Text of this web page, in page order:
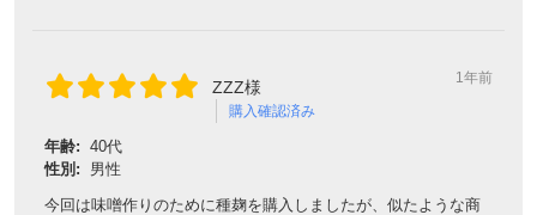
ZZZ様
購入確認済み
1年前
年齢: 40代
性別:
男性
今回は味噌作りのために種麹を購入しましたが、似たような商